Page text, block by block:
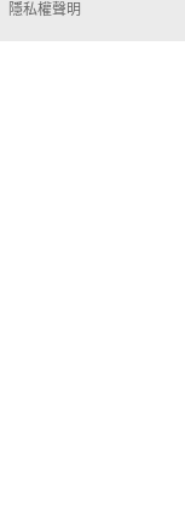
隱私權聲明